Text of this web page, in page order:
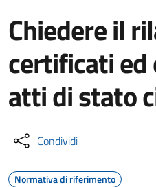
Chiedere il
certificati
atti di stato
Condividi
Normativa di riferimento